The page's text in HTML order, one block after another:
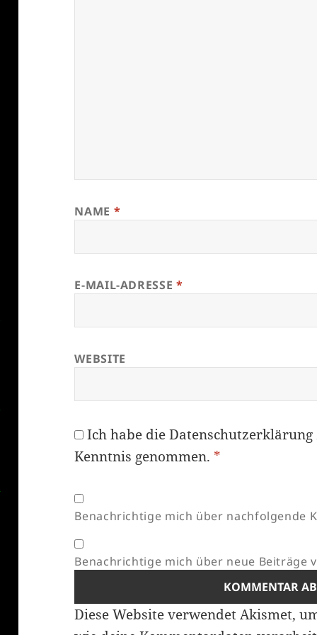
NAME *
E-MAIL-ADRESSE *
WEBSITE
Ich habe dieDatenschutzerklärung
Kenntnis genommen. *
Benachrichtige mich über nachfolgende
Benachrichtige mich über neue Beiträge
Diese Website verwendet Akismet,